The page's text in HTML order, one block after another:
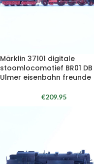
Märklin 37101 digitale
stoomlocomotief BR01 DB
Ulmer eisenbahn freunde
€209.95